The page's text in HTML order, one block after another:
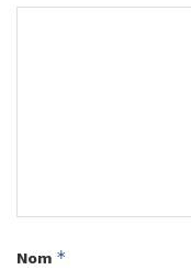
Nom *